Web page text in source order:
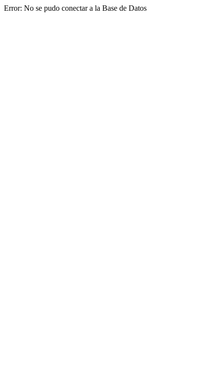
Error: No se pudo conectar a la Base de Datos